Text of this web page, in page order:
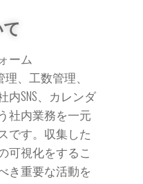
て
ーム
理、工数管理、
SNS、カレンダ
社内業務を一元
です。収集した
可視化をするこ
き重要な活動を